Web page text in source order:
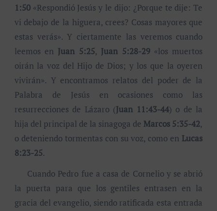
1:50«Respondió Jesús y le dijo: ¿Porque te dije: Te
vi debajo de la higuera, crees? Cosas mayores que
estas verás». Y ciertamente las veremos cuando
leemos en Juan 5:25, Juan 5:28-29«los muertos
oirán la voz del Hijo de Dios; y los que la oyeren
vivirán». Y encontramos relatos del poder de la
Palabra de Jesús en ocasiones como las
resurrecciones de Lázaro (Juan 11:43-44) o de la
hija del principal de la sinagoga de Marcos 5:35-42,
o deteniendo tormentas con su voz, como en Lucas
8:23-25.
Cuando Pedro fue a casa de Cornelio y se abrió
la puerta para que los gentiles entrasen en la
gracia del evangelio, siendo ratificada esta entrada